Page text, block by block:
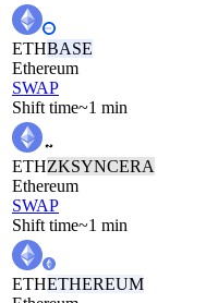
ETHBASE
Ethereum
SWAP
Shift time~1 min
ETHZKSYNCERA
Ethereum
SWAP
Shift time~1 min
ETHETHEREUM